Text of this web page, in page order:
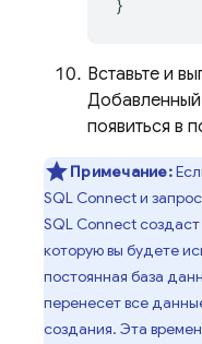
}
Вставьте и
появиться в
Примечание:
SQL Connectи
SQL Connect
которую вы будете
постоянная база
перенесет все
создания. Эта